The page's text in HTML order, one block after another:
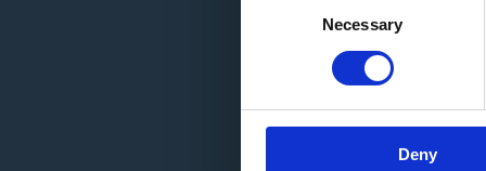
Necessary
Deny